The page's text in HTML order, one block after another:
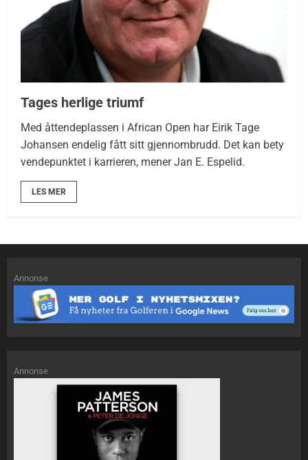
Tages herlige triumf
Med åttendeplassen i African Open har Eirik Tage
Johansen endelig fått sitt gjennombrudd. Det kan bety
vendepunktet i karrieren, mener Jan E. Espelid.
LES MER
Annonse
Annonse